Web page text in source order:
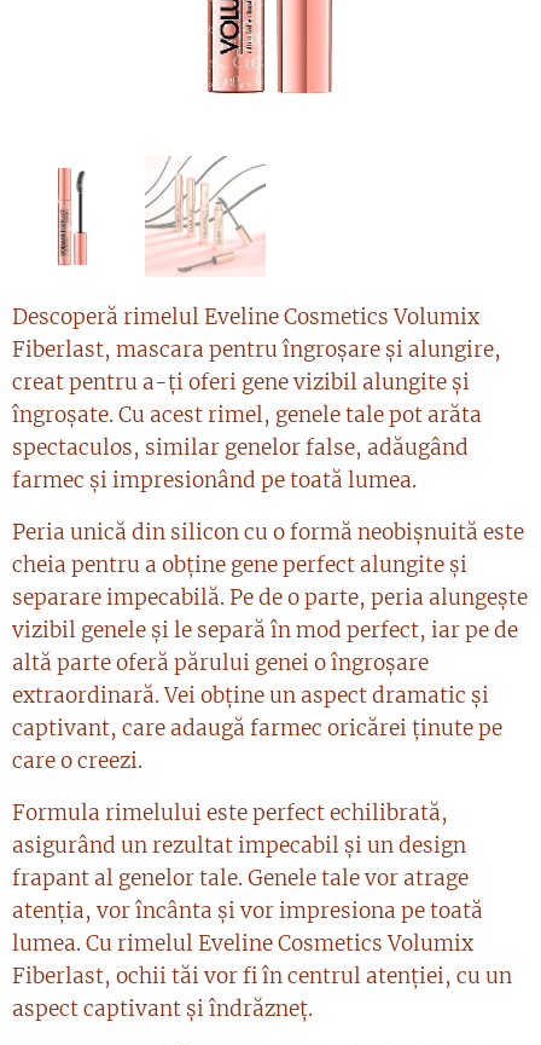
Descoperă rimelul Eveline Cosmetics Volumix
Fiberlast, mascara pentru îngroșare și alungire,
creat pentru a-ți oferi gene vizibil alungite și
îngroșate. Cu acest rimel, genele tale pot arăta
spectaculos, similar genelor false, adăugând
farmec și impresionând pe toată lumea.
Peria unică din silicon cu o formă neobișnuită este
cheia pentru a obține gene perfect alungite și
separare impecabilă. Pe de o parte, peria alungește
vizibil genele și le separă în mod perfect, iar pe de
altă parte oferă părului genei o îngroșare
extraordinară. Vei obține un aspect dramatic și
captivant, care adaugă farmec oricărei ținute pe
care o creezi.
Formula rimelului este perfect echilibrată,
asigurând un rezultat impecabil și un design
frapant al genelor tale. Genele tale vor atrage
atenția, vor încânta și vor impresiona pe toată
lumea. Cu rimelul Eveline Cosmetics Volumix
Fiberlast, ochii tăi vor fi în centrul atenției, cu un
aspect captivant și îndrăzneț.